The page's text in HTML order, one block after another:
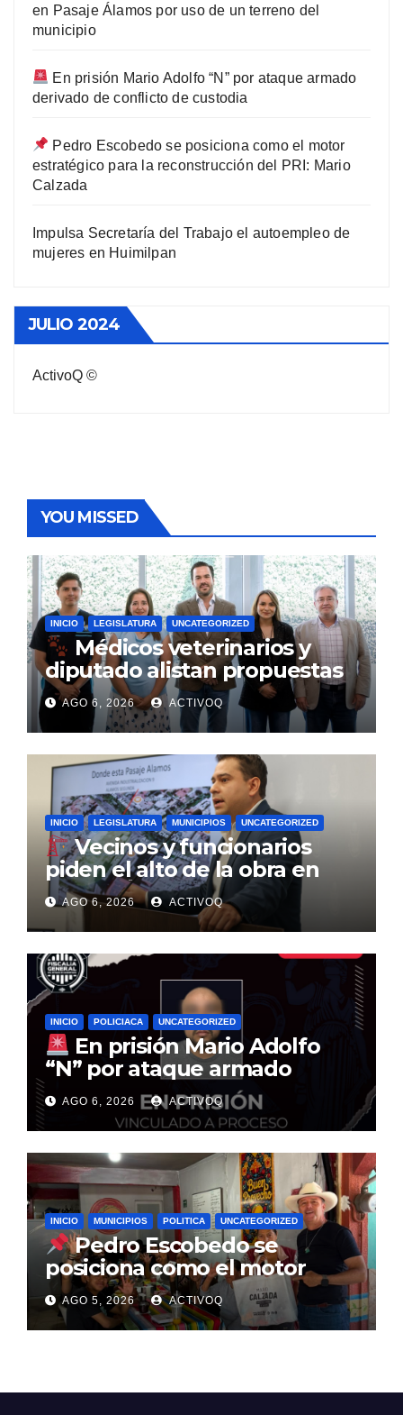
en Pasaje Álamos por uso de un terreno del
municipio
En prisión Mario Adolfo “N” por ataque armado
derivado de conflicto de custodia
Pedro Escobedo se posiciona como el motor
estratégico para la reconstrucción del PRI: Mario
Calzada
Impulsa Secretaría del Trabajo el autoempleo de
mujeres en Huimilpan
JULIO 2024
ActivoQ ©
YOU MISSED
INICIO LEGISLATURA UNCATEGORIZED
Médicos veterinarios y
diputado alistan propuestas
para la Ley de Bienestar
Animal
AGO 6, 2026 ACTIVOQ
INICIO LEGISLATURA MUNICIPIOS UNCATEGORIZED
Vecinos y funcionarios
piden el alto de la obra en
Pasaje Álamos por uso de un
terreno del municipio
AGO 6, 2026 ACTIVOQ
INICIO POLICIACA UNCATEGORIZED
En prisión Mario Adolfo
“N” por ataque armado
derivado de conflicto de
custodia
AGO 6, 2026 ACTIVOQ
INICIO MUNICIPIOS POLITICA UNCATEGORIZED
Pedro Escobedo se
posiciona como el motor
estratégico para la
reconstrucción del PRI: Mario
Calzada
AGO 5, 2026 ACTIVOQ